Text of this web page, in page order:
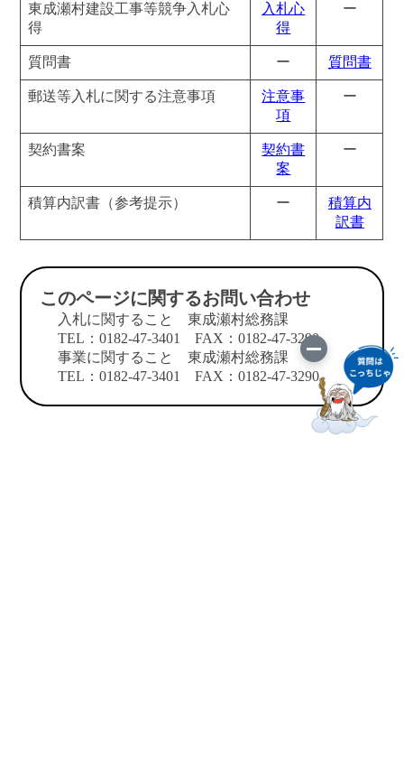
東成瀬村建設工事等競争入札心
得
入札心
得
ー
質問書 ー 質問書
郵送等入札に関する注意事項
注意事
項
ー
契約書案
契約書
案
ー
積算内訳書（参考提示） ー
積算内
訳書
このページに関するお問い合わせ
入札に関すること 東成瀬村総務課
TEL：0182-47-3401 FAX：0182-47-3290
事業に関すること 東成瀬村総務課
TEL：0182-47-3401 FAX：0182-47-3290